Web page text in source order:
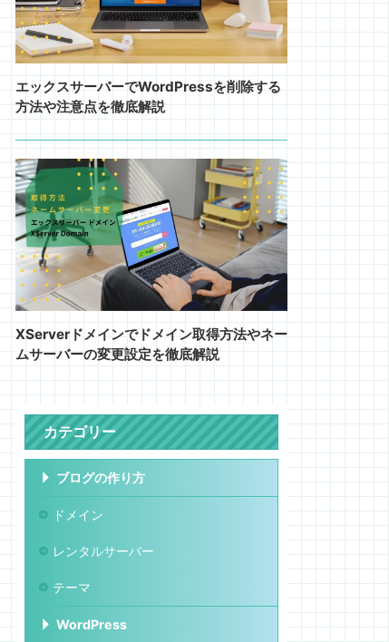
エックスサーバーでWordPressを削除する
方法や注意点を徹底解説
XServerドメインでドメイン取得方法やネー
ムサーバーの変更設定を徹底解説
カテゴリー
ブログの作り方
ドメイン
レンタルサーバー
テーマ
WordPress